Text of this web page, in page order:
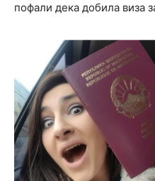
пофали дека добила виза